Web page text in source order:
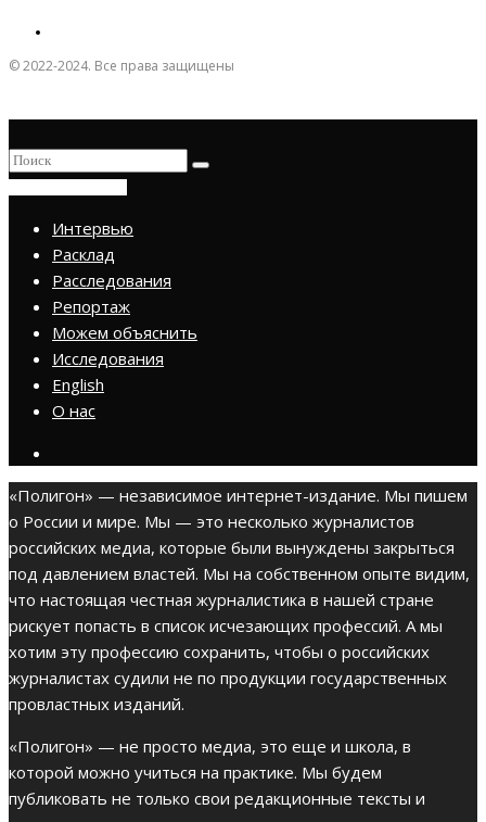
© 2022-2024. Все права защищены
Интервью
Расклад
Расследования
Репортаж
Можем объяснить
Исследования
English
О нас
«Полигон» — независимое интернет-издание. Мы пишем
о России и мире. Мы — это несколько журналистов
российских медиа, которые были вынуждены закрыться
под давлением властей. Мы на собственном опыте видим,
что настоящая честная журналистика в нашей стране
рискует попасть в список исчезающих профессий. А мы
хотим эту профессию сохранить, чтобы о российских
журналистах судили не по продукции государственных
провластных изданий.
«Полигон» — не просто медиа, это еще и школа, в
которой можно учиться на практике. Мы будем
публиковать не только свои редакционные тексты и